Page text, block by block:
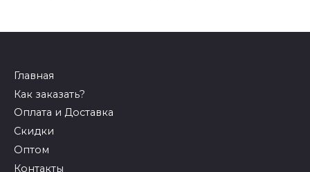
Главная
Как заказать?
Оплата и Доставка
Скидки
Оптом
Контакты